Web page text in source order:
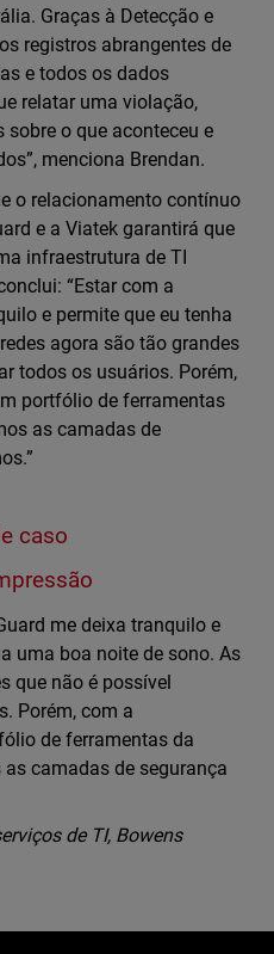
Graças à Detecção e
registros abrangentes de
e todos os dados
relatar uma violação,
o que aconteceu e
menciona Brendan.
o relacionamento contínuo
e a Viatek garantirá que
infraestrutura de TI
“Estar com a
e permite que eu tenha
agora são tão grandes
todos os usuários. Porém,
portfólio de ferramentas
as camadas de
caso
me deixa tranquilo e
uma boa noite de sono. As
que não é possível
Porém, com a
de ferramentas da
camadas de segurança
de TI, Bowens